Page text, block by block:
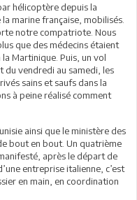
hélicoptère depuis la
marine française, mobilisés.
notre compatriote. Nous
que des médecins étaient
Martinique. Puis, un vol
du vendredi au samedi, les
sains et saufs dans la
à peine réalisé comment
ainsi que le ministère des
bout en bout. Un quatrième
après le départ de
entreprise italienne, c’est
en main, en coordination